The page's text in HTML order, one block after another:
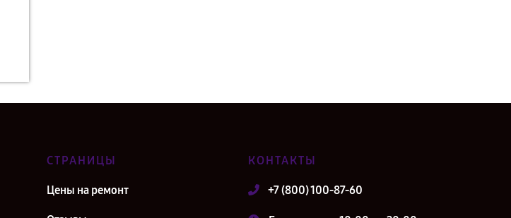
СТРАНИЦЫ
Цены на ремонт
КОНТАКТЫ
+7 (800) 100-87-60